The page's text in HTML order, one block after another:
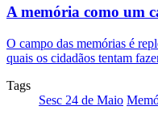
A memória como um
O campo das memórias é
quais os cidadãos tentam
Tags
Sesc 24 de Maio